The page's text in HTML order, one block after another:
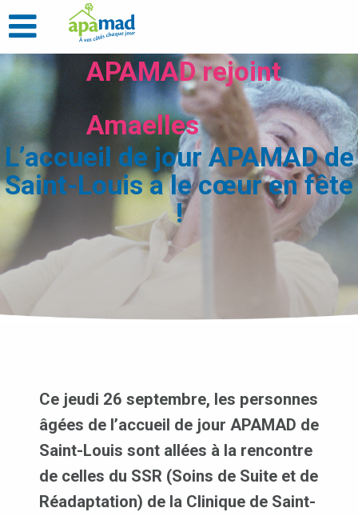
APAMAD rejoint
Amaelles
L’accueil de jour APAMAD de
Saint-Louis a le cœur en fête
!
Ce jeudi 26 septembre, les personnes
âgées de l’accueil de jour APAMAD de
Saint-Louis sont allées à la rencontre
de celles du SSR (Soins de Suite et de
Réadaptation) de la Clinique de Saint-